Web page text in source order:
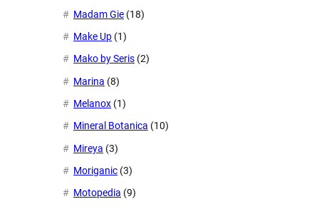
Madam Gie (18)
Make Up (1)
Mako by Seris (2)
Marina (8)
Melanox (1)
Mineral Botanica (10)
Mireya (3)
Moriganic (3)
Motopedia (9)